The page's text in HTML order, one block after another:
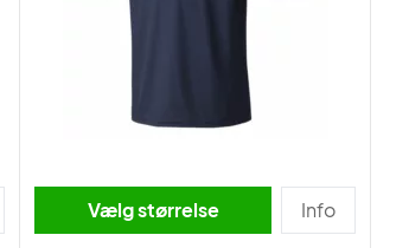
Vælg størrelse Info